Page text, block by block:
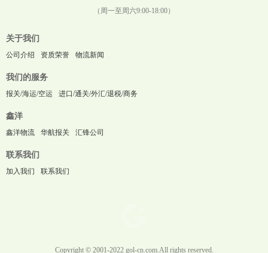
（周一至周六9:00-18:00）
关于我们
公司介绍 资质荣誉 物流新闻
我们的服务
报关/海运/空运 进口/通关/外汇/退税/商务
鑫洋
鑫洋物流 华航报关 汇锋公司
联系我们
加入我们 联系我们
Copyright © 2001-2022 gol-cn.com.All rights reserved.